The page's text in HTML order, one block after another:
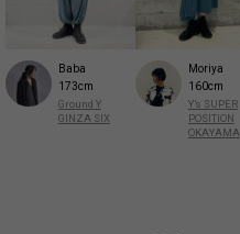
Baba
173cm
Ground Y
GINZA SIX
Moriya
160cm
Y’s SUPER
POSITION
OKAYAMA